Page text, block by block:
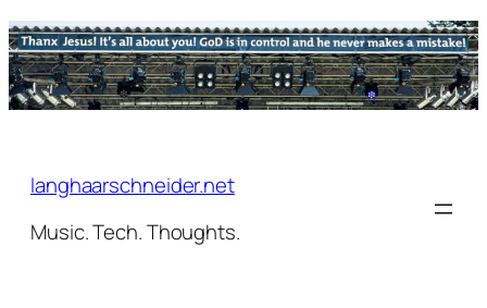
Zum
Inhalt
springen
langhaarschneider.net
Music. Tech. Thoughts.